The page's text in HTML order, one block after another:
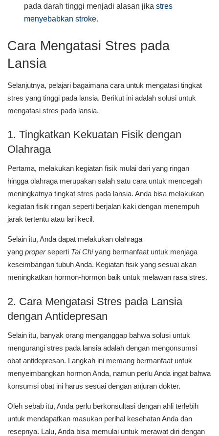
pada darah tinggi menjadi alasan jikastres
menyebabkan stroke.
Cara Mengatasi Stres pada
Lansia
Selanjutnya, pelajari bagaimana cara untuk mengatasi tingkat
stres yang tinggi pada lansia. Berikut ini adalah solusi untuk
mengatasi stres pada lansia.
1. Tingkatkan Kekuatan Fisik dengan
Olahraga
Pertama, melakukan kegiatan fisik mulai dari yang ringan
hingga olahraga merupakan salah satu cara untuk mencegah
meningkatnya tingkat stres pada lansia. Anda bisa melakukan
kegiatan fisik ringan seperti berjalan kaki dengan menempuh
jarak tertentu atau lari kecil.
Selain itu, Anda dapat melakukan olahraga
yang properseperti Tai Chiyang bermanfaat untuk menjaga
keseimbangan tubuh Anda. Kegiatan fisik yang sesuai akan
meningkatkan hormon-hormon baik untuk melawan rasa stres.
2. Cara Mengatasi Stres pada Lansia
dengan Antidepresan
Selain itu, banyak orang menganggap bahwa solusi untuk
mengurangi stres pada lansia adalah dengan mengonsumsi
obat antidepresan. Langkah ini memang bermanfaat untuk
menyeimbangkan hormon Anda, namun perlu Anda ingat bahwa
konsumsi obat ini harus sesuai dengan anjuran dokter.
Oleh sebab itu, Anda perlu berkonsultasi dengan ahli terlebih
untuk mendapatkan masukan perihal kesehatan Anda dan
resepnya. Lalu, Anda bisa memulai untuk merawat diri dengan